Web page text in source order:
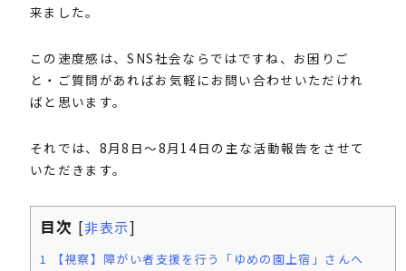
来ました。
この速度感は、SNS社会ならではですね、お困りご
と・ご質問があればお気軽にお問い合わせいただけれ
ばと思います。
それでは、8月8日〜8月14日の主な活動報告をさせて
いただきます。
目次 [非表示]
1
【視察】障がい者支援を行う「ゆめの園上宿」さんへ